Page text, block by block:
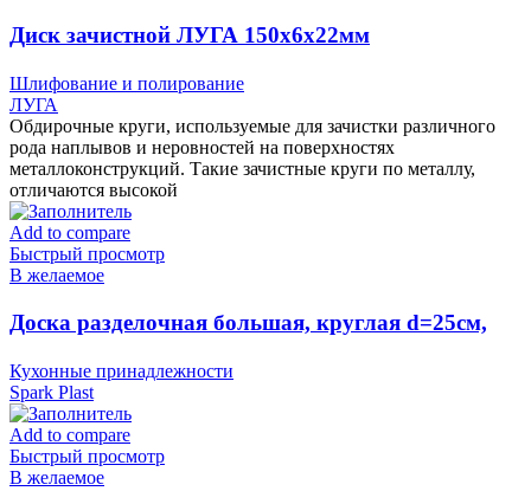
Диск зачистной ЛУГА 150х6х22мм
Шлифование и полирование
ЛУГА
Обдирочные круги, используемые для зачистки различного
рода наплывов и неровностей на поверхностях
металлоконструкций. Такие зачистные круги по металлу,
отличаются высокой
Add to compare
Быстрый просмотр
В желаемое
Доска разделочная большая, круглая d=25см,
Кухонные принадлежности
Spark Plast
Add to compare
Быстрый просмотр
В желаемое